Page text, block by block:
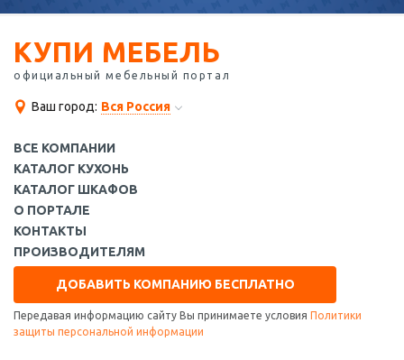
КУПИ МЕБЕЛЬ
официальный мебельный портал
Ваш город: Вся Россия
ВСЕ КОМПАНИИ
КАТАЛОГ КУХОНЬ
КАТАЛОГ ШКАФОВ
О ПОРТАЛЕ
КОНТАКТЫ
ПРОИЗВОДИТЕЛЯМ
ДОБАВИТЬ КОМПАНИЮ БЕСПЛАТНО
Передавая информацию сайту Вы принимаете условия Политики
защиты персональной информации